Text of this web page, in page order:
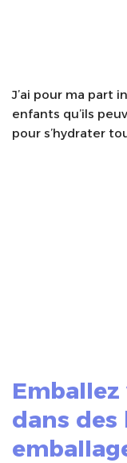
J’ai pour ma part
enfants qu’ils
pour s’hydrater
dans des